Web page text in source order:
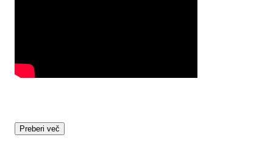
Preberi več